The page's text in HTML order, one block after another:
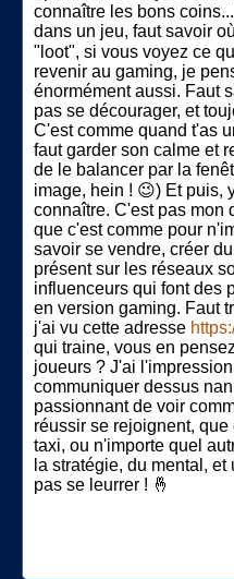
connaître les bons
dans un jeu, faut savoir
"loot", si vous voyez ce
revenir au gaming, je
énormément aussi. Faut
pas se décourager, et
C'est comme quand t'as
faut garder son calme et
de le balancer par la
image, hein ! 😉) Et puis,
connaître. C'est pas mon
que c'est comme pour
savoir se vendre, créer
présent sur les réseaux
influenceurs qui font des
en version gaming. Faut
j'ai vu cette adresse
qui traine, vous en
joueurs ? J'ai
communiquer dessus
passionnant de voir
réussir se rejoignent,
taxi, ou n'importe quel
la stratégie, du mental,
pas se leurrer ! 🤞